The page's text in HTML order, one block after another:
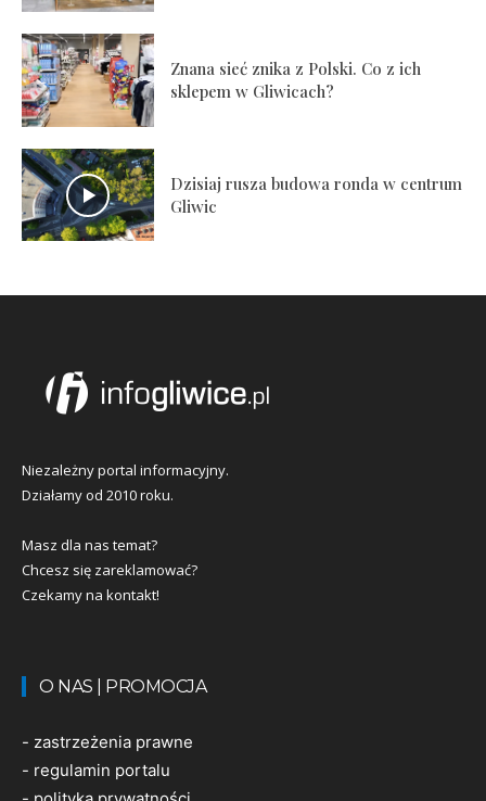
Znana sieć znika z Polski. Co z ich
sklepem w Gliwicach?
Dzisiaj rusza budowa ronda w centrum
Gliwic
Niezależny portal informacyjny.
Działamy od 2010 roku.
Masz dla nas temat?
Chcesz się zareklamować?
Czekamy na kontakt!
O NAS | PROMOCJA
- zastrzeżenia prawne
- regulamin portalu